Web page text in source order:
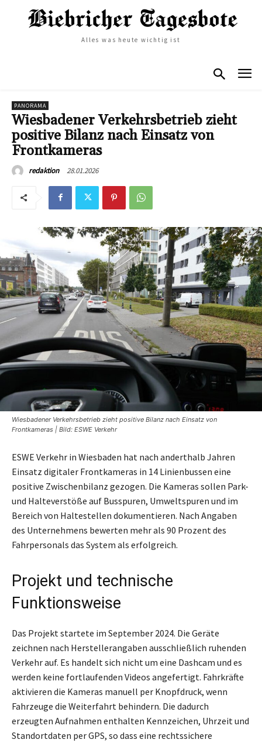
Alles was heute wichtig ist
PANORAMA
Wiesbadener Verkehrsbetrieb zieht
positive Bilanz nach Einsatz von
Frontkameras
redaktion 28.01.2026
Wiesbadener Verkehrsbetrieb zieht positive Bilanz nach Einsatz von
Frontkameras | Bild: ESWE Verkehr
ESWE Verkehr in Wiesbaden hat nach anderthalb Jahren
Einsatz digitaler Frontkameras in 14 Linienbussen eine
positive Zwischenbilanz gezogen. Die Kameras sollen Park-
und Halteverstöße auf Busspuren, Umweltspuren und im
Bereich von Haltestellen dokumentieren. Nach Angaben
des Unternehmens bewerten mehr als 90 Prozent des
Fahrpersonals das System als erfolgreich.
Projekt und technische
Funktionsweise
Das Projekt startete im September 2024. Die Geräte
zeichnen nach Herstellerangaben ausschließlich ruhenden
Verkehr auf. Es handelt sich nicht um eine Dashcam und es
werden keine fortlaufenden Videos angefertigt. Fahrkräfte
aktivieren die Kameras manuell per Knopfdruck, wenn
Fahrzeuge die Weiterfahrt behindern. Die dadurch
erzeugten Aufnahmen enthalten Kennzeichen, Uhrzeit und
Standortdaten per GPS, so dass eine rechtssichere